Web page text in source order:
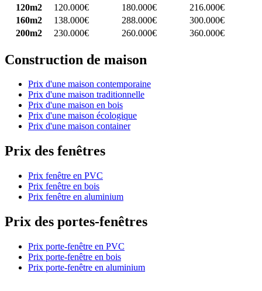
120m2
120.000€ 180.000€
216.000€
160m2
138.000€ 288.000€
300.000€
200m2
230.000€ 260.000€ 360.000€
Construction de maison
Prix d'une maison contemporaine
Prix d'une maison traditionnelle
Prix d'une maison en bois
Prix d'une maison écologique
Prix d'une maison container
Prix des fenêtres
Prix fenêtre en PVC
Prix fenêtre en bois
Prix fenêtre en aluminium
Prix des portes-fenêtres
Prix porte-fenêtre en PVC
Prix porte-fenêtre en bois
Prix porte-fenêtre en aluminium